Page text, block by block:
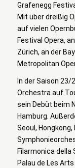
Grafenegg
Mit über dreißig
auf vielen
Festival Opera,
Zürich, an der
Metropolitan
In der Saison
Orchestra auf
sein Debüt beim
Hamburg.
Seoul,
Filarmonica della
Palau de Les